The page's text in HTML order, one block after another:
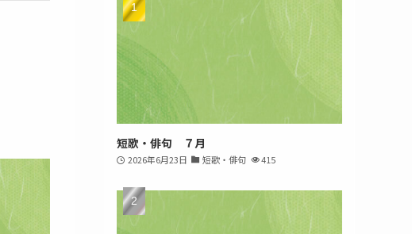
短歌・俳句 ７月
2026年6月23日 短歌・俳句 415